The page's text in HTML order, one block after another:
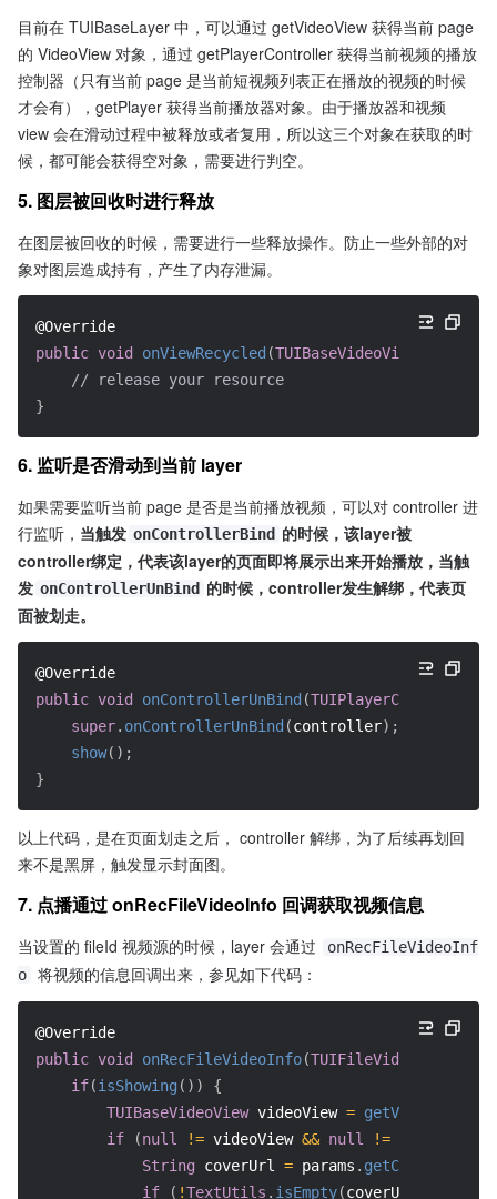
目前在 TUIBaseLayer 中，可以通过 getVideoView 获得当前 page
的 VideoView 对象，通过 getPlayerController 获得当前视频的播放
控制器（只有当前 page 是当前短视频列表正在播放的视频的时候
才会有），getPlayer 获得当前播放器对象。由于播放器和视频
view 会在滑动过程中被释放或者复用，所以这三个对象在获取的时
候，都可能会获得空对象，需要进行判空。
5. 图层被回收时进行释放
在图层被回收的时候，需要进行一些释放操作。防止一些外部的对
象对图层造成持有，产生了内存泄漏。
@Override
public void onViewRecycled (TUIBaseVideoView
// release your resource
}
6. 监听是否滑动到当前 layer
如果需要监听当前 page 是否是当前播放视频，可以对 controller 进
行监听， 当触发 onControllerBind 的时候，该layer被
controller绑定，代表该layer的页面即将展示出来开始播放，当触
发 onControllerUnBind 的时候，controller发生解绑，代表页
面被划走。
@Override
public void onControllerUnBind (TUIPlayerController
super. onControllerUnBind (controller) ;
show( ) ;
}
以上代码，是在页面划走之后， controller 解绑，为了后续再划回
来不是黑屏，触发显示封面图。
7. 点播通过 onRecFileVideoInfo 回调获取视频信息
当设置的 fileId 视频源的时候，layer 会通过
onRecFileVideoInf
o
将视频的信息回调出来，参见如下代码：
@Override
public void onRecFileVideoInfo(TUIFileVideoInfo
if(isShowing ( ) )
{
TUIBaseVideoView videoView = getVideoView
if
(null != videoView && null !=
String coverUrl = params . getCoverUrl
if
( !TextUtils . isEmpty(coverUrl